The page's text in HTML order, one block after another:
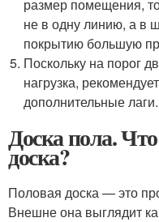
размер помещения,
не в одну линию, а в
покрытию большую
Поскольку на порог
нагрузка,
дополнительные лаги.
Доска пола.
доска?
Половая доска — это
Внешне она выглядит